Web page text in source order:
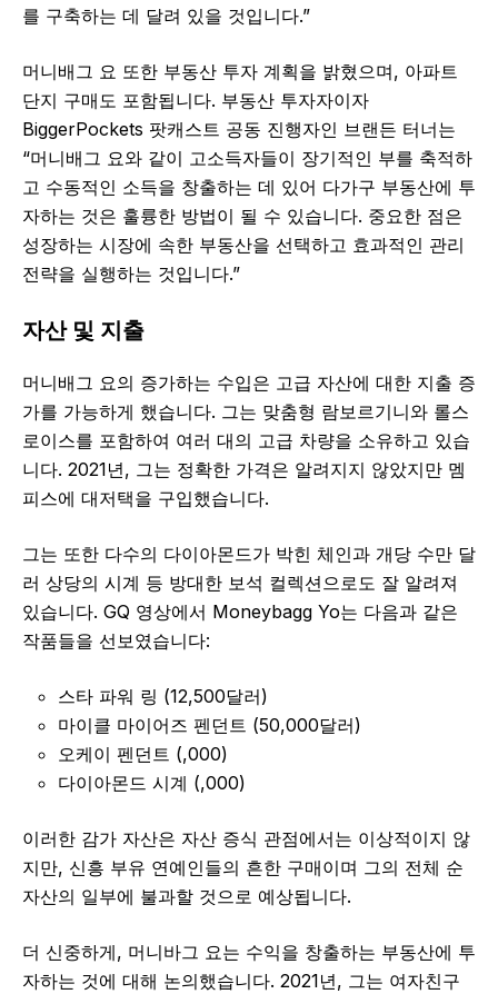
를 구축하는 데 달려 있을 것입니다.”
머니배그 요 또한 부동산 투자 계획을 밝혔으며, 아파트
단지 구매도 포함됩니다. 부동산 투자자이자
BiggerPockets 팟캐스트 공동 진행자인 브랜든 터너는
“머니배그 요와 같이 고소득자들이 장기적인 부를 축적하
고 수동적인 소득을 창출하는 데 있어 다가구 부동산에 투
자하는 것은 훌륭한 방법이 될 수 있습니다. 중요한 점은
성장하는 시장에 속한 부동산을 선택하고 효과적인 관리
전략을 실행하는 것입니다.”
자산 및 지출
머니배그 요의 증가하는 수입은 고급 자산에 대한 지출 증
가를 가능하게 했습니다. 그는 맞춤형 람보르기니와 롤스
로이스를 포함하여 여러 대의 고급 차량을 소유하고 있습
니다. 2021년, 그는 정확한 가격은 알려지지 않았지만 멤
피스에 대저택을 구입했습니다.
그는 또한 다수의 다이아몬드가 박힌 체인과 개당 수만 달
러 상당의 시계 등 방대한 보석 컬렉션으로도 잘 알려져
있습니다. GQ 영상에서 Moneybagg Yo는 다음과 같은
작품들을 선보였습니다:
스타 파워 링 (12,500달러)
마이클 마이어즈 펜던트 (50,000달러)
오케이 펜던트 (,000)
다이아몬드 시계 (,000)
이러한 감가 자산은 자산 증식 관점에서는 이상적이지 않
지만, 신흥 부유 연예인들의 흔한 구매이며 그의 전체 순
자산의 일부에 불과할 것으로 예상됩니다.
더 신중하게, 머니바그 요는 수익을 창출하는 부동산에 투
자하는 것에 대해 논의했습니다. 2021년, 그는 여자친구